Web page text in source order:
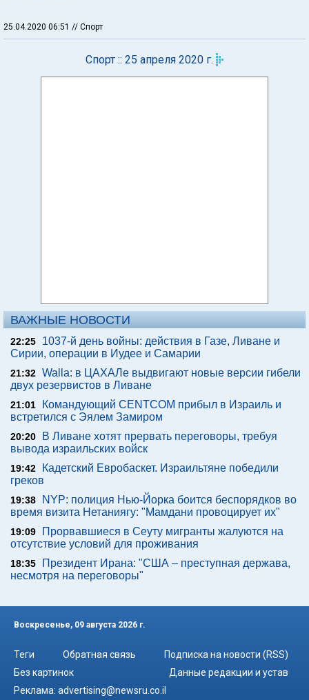
25.04.2020 06:51 // Спорт
Спорт :: 25 апреля 2020 г.
ВАЖНЫЕ НОВОСТИ
22:25
1037-й день войны: действия в Газе, Ливане и
Сирии, операции в Иудее и Самарии
21:32 Walla: в ЦАХАЛе выдвигают новые версии гибели
двух резервистов в Ливане
21:01
Командующий CENTCOM прибыл в Израиль и
встретился с Эялем Замиром
20:20
В Ливане хотят прервать переговоры, требуя
вывода израильских войск
19:42
Кадетский Евробаскет. Израильтяне победили
греков
19:38
NYP: полиция Нью-Йорка боится беспорядков во
время визита Нетаниягу: "Мамдани провоцирует их"
19:09
Прорвавшиеся в Сеуту мигранты жалуются на
отсутствие условий для проживания
18:35
Президент Ирана: "США – преступная держава,
несмотря на переговоры"
Воскресенье, 09 августа 2026 г.
Теги Обратная связь
Подписка на новости (RSS)
Без картинок
Данные редакции и устав
Реклама: advertising@newsru.co.il